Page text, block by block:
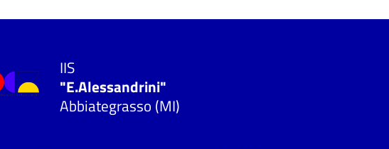
IIS
"E.Alessandrini"
Abbiategrasso (MI)